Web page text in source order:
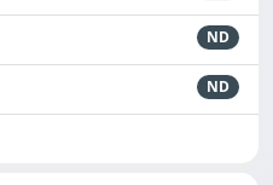
ND
ND